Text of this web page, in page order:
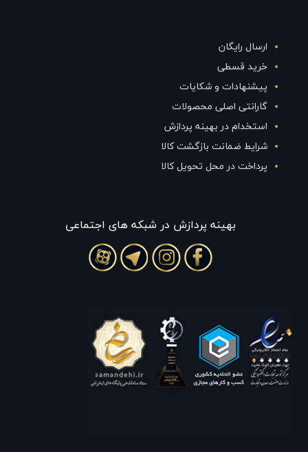
ارسال رایگان
خرید قسطی
پیشنهادات و شکایات
گارانتی اصلی محصولات
استخدام در بهینه پردازش
شرایط ضمانت بازگشت کالا
پرداخت در محل تحویل کالا
بهينه پردازش در شبکه های اجتماعی